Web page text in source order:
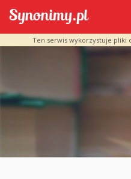
Ten serwis wykorzystuje pliki